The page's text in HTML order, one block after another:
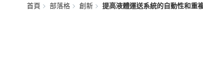
首頁 部落格 創新 提高液體運送系統的自動性和重